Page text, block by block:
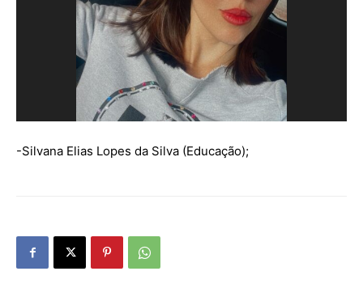
-Silvana Elias Lopes da Silva (Educação);